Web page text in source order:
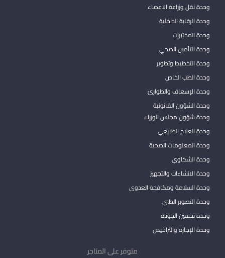
وحدة نقل وزراعة الاعضاء
وحدة الرقابة الداخلية
وحدة المختبرات
وحدة التأمين الصحي
وحدة التخطيط وتطوير
وحدة الطب الخاص
وحدة الإسعاف والطوارئ
وحدة الشؤون القانونية
وحدة شؤون مجلس الوزراء
وحدة العلاج الطبيعي
وحدة المعلومات الصحية
وحدة الشكاوي
وحدة الانشاءات والتجهيز
وحدة السلامة ومكافحة العدوى
وحدة التصوير الطبي
وحدة تحسين الجودة
وحدة الإجازة والتراخيص
متوفر على المتاجر